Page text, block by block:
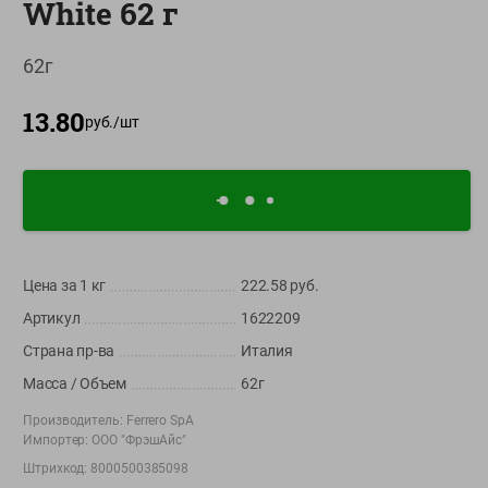
О сервисе
Настройки файлов cookie
доставкой и бонусной картой
Store
Play
+375 44 560-60-61
Время работы Call-центра: Пн.- Пт. с 09.00 до 17.00, СБ, ВС -
выходной
shop@green-market.by
White 62 г
62г
13.80руб./шт
Цена за 1 кг 222.58 руб.
Артикул
1622209
Страна пр-ва
Италия
Масса / Объем
62г
Производитель: Ferrero SpA
Импортер: ООО "ФрэшАйс"
Штрихкод: 8000500385098